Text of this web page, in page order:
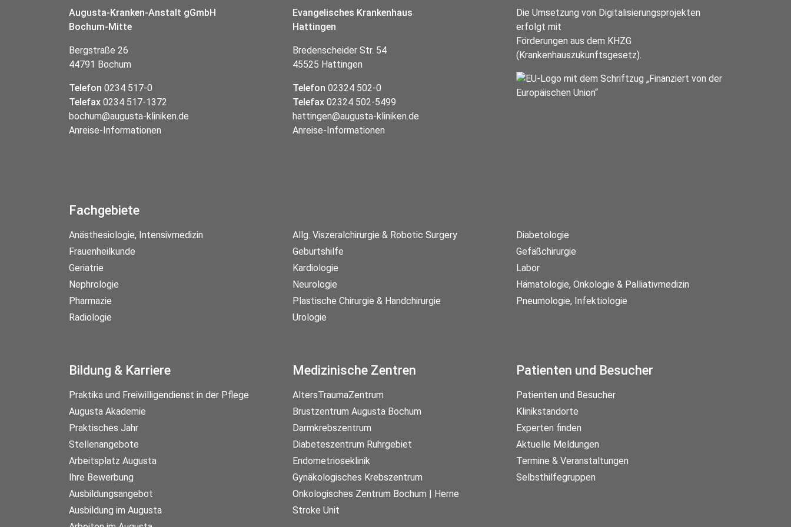
Augusta-Kranken-Anstalt gGmbH
Bochum-Mitte
Bergstraße 26
44791 Bochum
Telefon 0234 517-0
Telefax 0234 517-1372
bochum@augusta-kliniken.de
Anreise-Informationen
Evangelisches Krankenhaus
Hattingen
Bredenscheider Str. 54
45525 Hattingen
Telefon 02324 502-0
Telefax02324 502-5499
hattingen@augusta-kliniken.de
Anreise-Informationen
Die Umsetzung von Digitalisierungsprojekten
erfolgt mit
Förderungen aus dem KHZG
(Krankenhauszukunftsgesetz).
Fachgebiete
Anästhesiologie, Intensivmedizin Allg. Viszeralchirurgie & Robotic Surgery
Diabetologie
Frauenheilkunde
Geburtshilfe
Gefäßchirurgie
Geriatrie
Kardiologie
Labor
Nephrologie
Neurologie
Hämatologie, Onkologie & Palliativmedizin
Pharmazie
Plastische Chirurgie & Handchirurgie
Pneumologie, Infektiologie
Radiologie
Urologie
Bildung & Karriere
Praktika und Freiwilligendienst in der Pflege
Augusta Akademie
Praktisches Jahr
Stellenangebote
Arbeitsplatz Augusta
Ihre Bewerbung
Ausbildungsangebot
Ausbildung im Augusta
Medizinische Zentren
AltersTraumaZentrum
Brustzentrum Augusta Bochum
Darmkrebszentrum
Diabeteszentrum Ruhrgebiet
Endometrioseklinik
Gynäkologisches Krebszentrum
Onkologisches Zentrum Bochum | Herne
Stroke Unit
Patienten und Besucher
Patienten und Besucher
Klinikstandorte
Experten finden
Aktuelle Meldungen
Termine & Veranstaltungen
Selbsthilfegruppen